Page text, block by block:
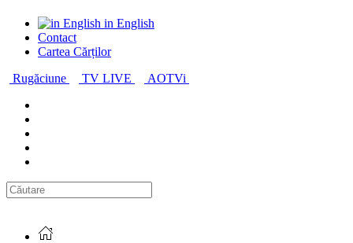
in English
Contact
Cartea Cărților
Rugăciune
TV LIVE AOTVi